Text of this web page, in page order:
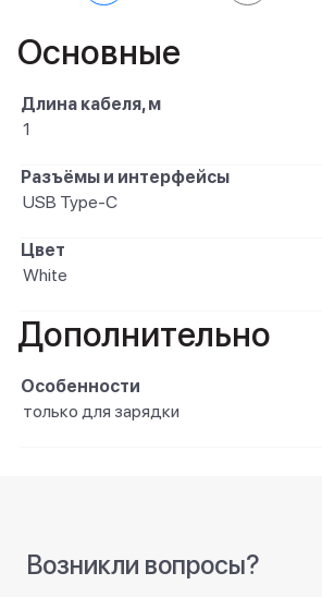
Основные
Длина кабеля, м
1
Разъёмы и интерфейсы
USB Type-C
Цвет
White
Дополнительно
Особенности
только для зарядки
Возникли вопросы?